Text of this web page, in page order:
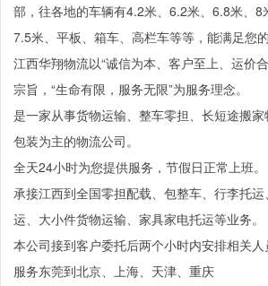
部，往各地的车辆有4.2米、6.2米、6.8米、8
7.5米、平板、箱车、高栏车等等，能满足您
江西华翔物流以“诚信为本、客户至上、运价
宗旨，“生命有限，服务无限”为服务理念。
是一家从事货物运输、整车零担、长短途搬
包装为主的物流公司。
全天24小时为您提供服务，节假日正常上班。
承接江西到全国零担配载、包整车、行李托
运、大小件货物运输、家具家电托运等业务。
本公司接到客户委托后两个小时内安排相关人
服务东莞到北京、上海、天津、重庆